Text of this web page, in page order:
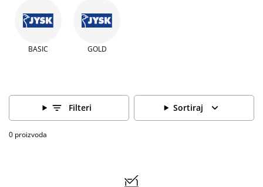
BASIC GOLD
Sortiraj
Filteri
0 proizvoda